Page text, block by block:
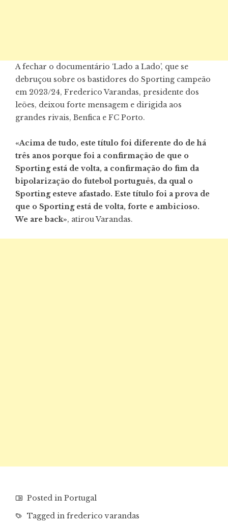
A fechar o documentário ‘Lado a Lado’, que se
debruçou sobre os bastidores do Sporting campeão
em 2023/24, Frederico Varandas, presidente dos
leões, deixou forte mensagem e dirigida aos
grandes rivais, Benfica e FC Porto.
«Acima de tudo, este título foi diferente do de há
três anos porque foi a confirmação de que o
Sporting está de volta, a confirmação do fim da
bipolarização do futebol português, da qual o
Sporting esteve afastado. Este título foi a prova de
que o Sporting está de volta, forte e ambicioso.
We are back», atirou Varandas.
Posted in Portugal
Tagged in frederico varandas